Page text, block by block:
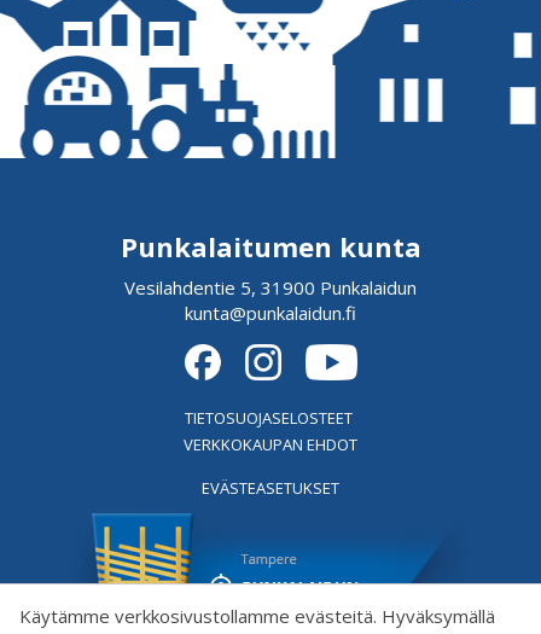
Käytämme verkkosivustollamme evästeitä. Hyväksymällä
Punkalaitumen kunta
Vesilahdentie 5, 31900 Punkalaidun
kunta@punkalaidun.fi
TIETOSUOJASELOSTEET
VERKKOKAUPAN EHDOT
EVÄSTEASETUKSET